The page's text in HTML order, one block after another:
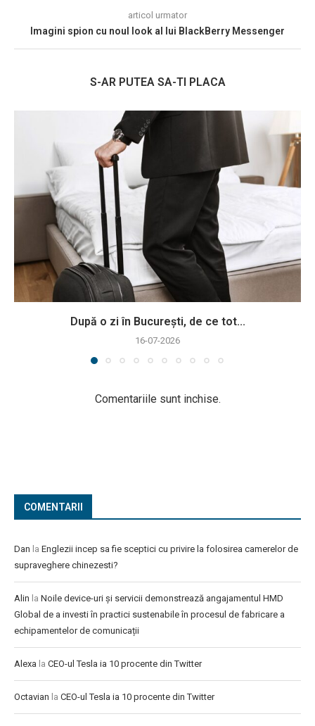
articol urmator
Imagini spion cu noul look al lui BlackBerry Messenger
S-AR PUTEA SA-TI PLACA
După o zi în București, de ce tot...
16-07-2026
Comentariile sunt inchise.
COMENTARII
Dan la Englezii incep sa fie sceptici cu privire la folosirea camerelor de
supraveghere chinezesti?
Alin la Noile device-uri și servicii demonstrează angajamentul HMD
Global de a investi în practici sustenabile în procesul de fabricare a
echipamentelor de comunicații
Alexa la CEO-ul Tesla ia 10 procente din Twitter
Octavian la CEO-ul Tesla ia 10 procente din Twitter